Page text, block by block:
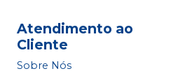
Atendimento ao
Cliente
Sobre Nós